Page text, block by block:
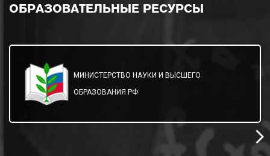
ОБРАЗОВАТЕЛЬНЫЕ РЕСУРСЫ
МИНИСТЕРСТВО НАУКИ И ВЫСШЕГО
ОБРАЗОВАНИЯ РФ